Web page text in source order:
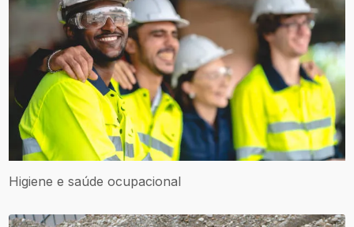
Higiene e saúde ocupacional